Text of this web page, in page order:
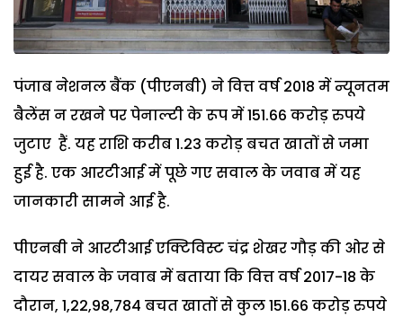
पंजाब नेशनल बैंक (पीएनबी) ने वित्त वर्ष 2018 में न्यूनतम
बैलेंस न रखने पर पेनाल्टी के रूप में 151.66 करोड़ रुपये
जुटाए हैं. यह राशि करीब 1.23 करोड़ बचत खातों से जमा
हुई है. एक आरटीआई में पूछे गए सवाल के जवाब में यह
जानकारी सामने आई है.
पीएनबी ने आरटीआई एक्टिविस्ट चंद्र शेखर गौड़ की ओर से
दायर सवाल के जवाब में बताया कि वित्त वर्ष 2017-18 के
दौरान, 1,22,98,784 बचत खातों से कुल 151.66 करोड़ रुपये